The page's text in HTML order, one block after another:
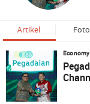
Artikel Foto
Economy